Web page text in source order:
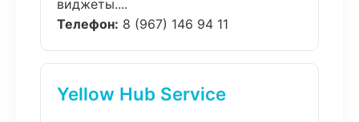
виджеты....
Телефон: 8 (967) 146 94 11
Yellow Hub Service